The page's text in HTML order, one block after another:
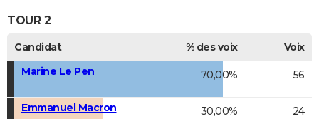
Bricolage
Lifestyle
Culture
Sport
Auto
Television
Voyage
Cinema
TOUR 2
Candidat % des voix
Voix
Marine Le Pen
70,00% 56
Emmanuel Macron 30,00% 24